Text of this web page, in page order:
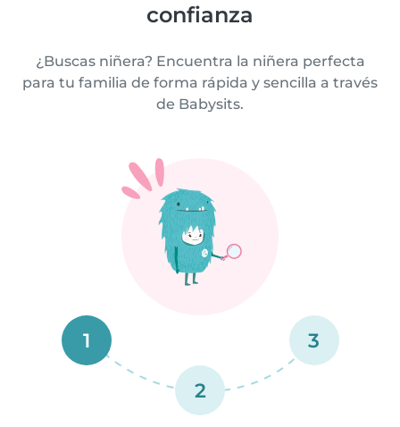
confianza
¿Buscas niñera? Encuentra la niñera perfecta
para tu familia de forma rápida y sencilla a través
de Babysits.
1
2
3